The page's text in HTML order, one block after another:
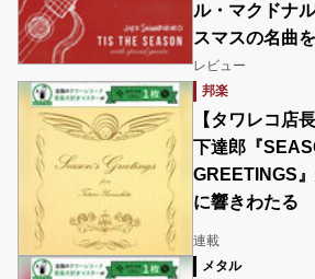
ル・マクドナ
スマスの名曲
レビュー
邦楽
【タワレコ店
下達郎『
GREETINGS
に響きわたる
連載
メタル